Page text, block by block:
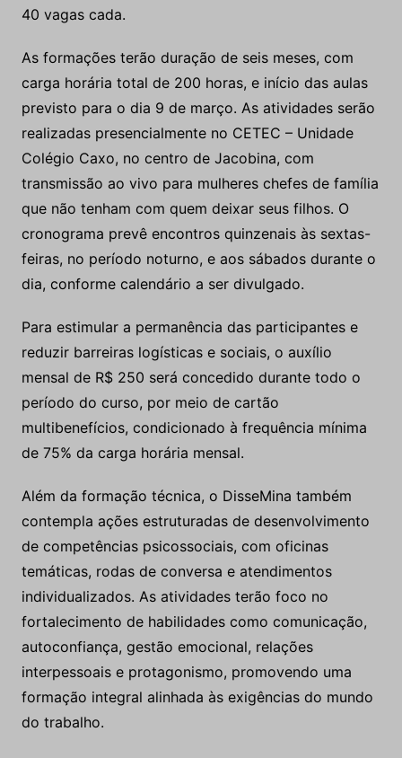
40 vagas cada.
As formações terão duração de seis meses, com
carga horária total de 200 horas, e início das aulas
previsto para o dia 9 de março. As atividades serão
realizadas presencialmente no CETEC – Unidade
Colégio Caxo, no centro de Jacobina, com
transmissão ao vivo para mulheres chefes de família
que não tenham com quem deixar seus filhos. O
cronograma prevê encontros quinzenais às sextas-
feiras, no período noturno, e aos sábados durante o
dia, conforme calendário a ser divulgado.
Para estimular a permanência das participantes e
reduzir barreiras logísticas e sociais, o auxílio
mensal de R$ 250 será concedido durante todo o
período do curso, por meio de cartão
multibenefícios, condicionado à frequência mínima
de 75% da carga horária mensal.
Além da formação técnica, o DisseMina também
contempla ações estruturadas de desenvolvimento
de competências psicossociais, com oficinas
temáticas, rodas de conversa e atendimentos
individualizados. As atividades terão foco no
fortalecimento de habilidades como comunicação,
autoconfiança, gestão emocional, relações
interpessoais e protagonismo, promovendo uma
formação integral alinhada às exigências do mundo
do trabalho.